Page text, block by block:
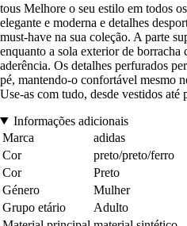
tous Melhore o seu estilo em todos
elegante e moderna e detalhes
must-have na sua coleção. A parte
enquanto a sola exterior de borracha
aderência. Os detalhes perfurados
pé, mantendo-o confortável mesmo
Use-as com tudo, desde vestidos
Informações adicionais
Marca
adidas
Cor
preto/preto/ferro
Cor
Preto
Género
Mulher
Grupo etário
Adulto